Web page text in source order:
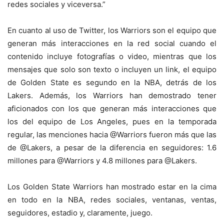
redes sociales y viceversa.”
En cuanto al uso de Twitter, los Warriors son el equipo que
generan más interacciones en la red social cuando el
contenido incluye fotografías o video, mientras que los
mensajes que solo son texto o incluyen un link, el equipo
de Golden State es segundo en la NBA, detrás de los
Lakers. Además, los Warriors han demostrado tener
aficionados con los que generan más interacciones que
los del equipo de Los Angeles, pues en la temporada
regular, las menciones hacia @Warriors fueron más que las
de @Lakers, a pesar de la diferencia en seguidores: 1.6
millones para @Warriors y 4.8 millones para @Lakers.
Los Golden State Warriors han mostrado estar en la cima
en todo en la NBA, redes sociales, ventanas, ventas,
seguidores, estadio y, claramente, juego.